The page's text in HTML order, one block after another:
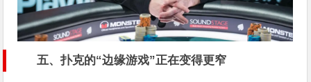
五、扑克的“边缘游戏”正在变得更窄